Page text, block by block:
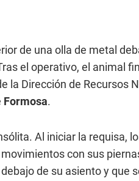
de una olla de metal
el operativo, el animal
la Dirección de Recursos
Formosa.
Al iniciar la requisa,
con sus
de su asiento y que